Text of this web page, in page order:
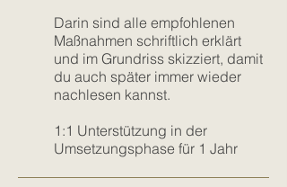
vermerke sämtliche Vorschläge,
Veränderungen usw.
Dabei versuche ich leicht
umsetzbare, alltagstaugliche
Lösungen zu finden, die für alle
stimmig sind.
Bei einem Folgetermin bespreche ich
mit dir in Ruhe alle ausgearbeiteten
Darin sind alle empfohlenen
Maßnahmen schriftlich erklärt
und im Grundriss skizziert, damit
du auch später immer wieder
nachlesen kannst.
1:1 Unterstützung in der
Umsetzungsphase für 1 Jahr